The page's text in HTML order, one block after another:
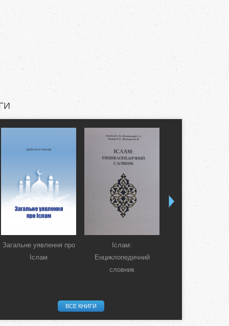
Загальне уявлення про
Іслам
Іслам:
Енциклопедичний
словник
Коран.
смислів
ВСЕ КНИГИ